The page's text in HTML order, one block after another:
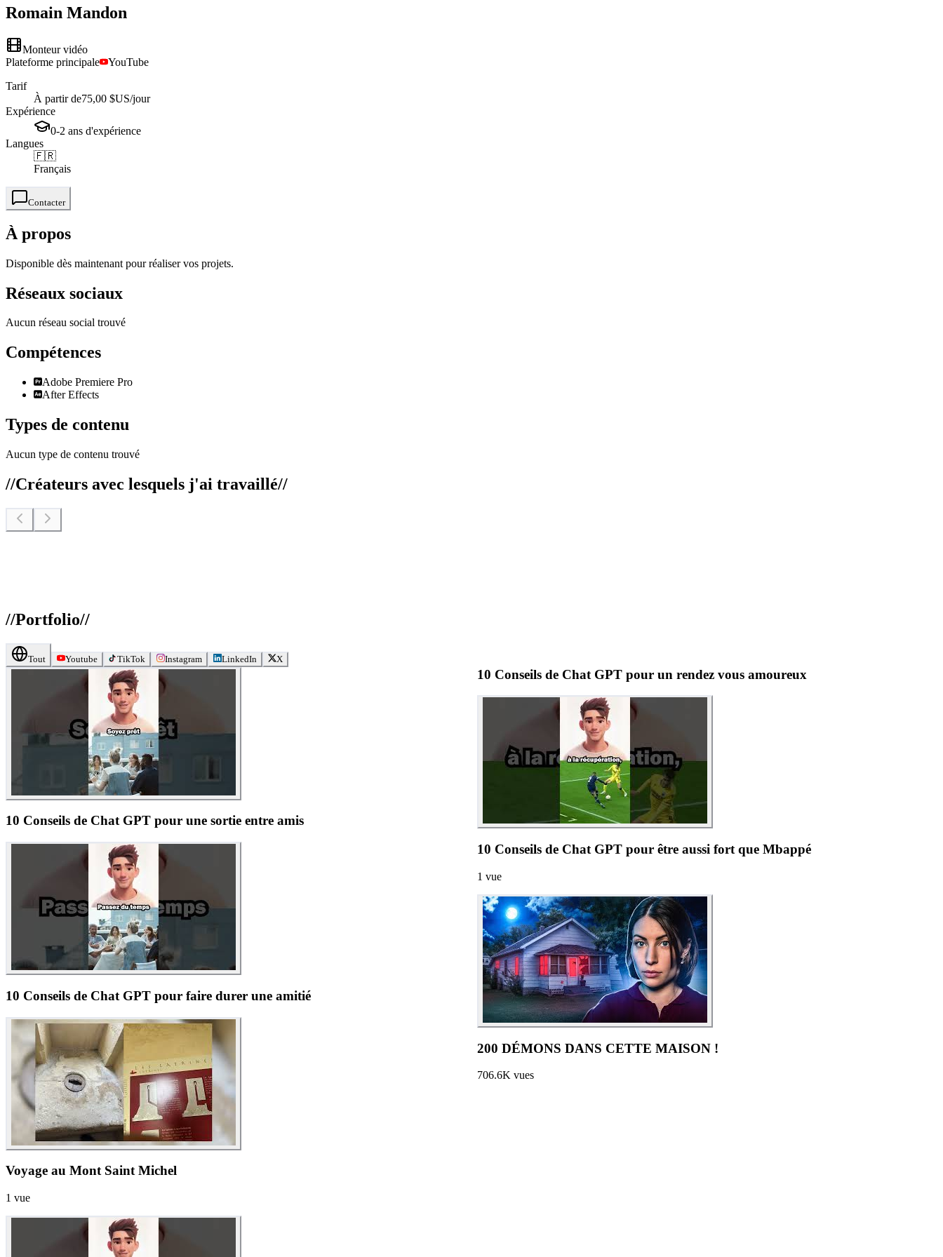
Romain Mandon
Monteur vidéo
Plateforme principale
YouTube
Tarif
À partir de75,00 $US/jour
Expérience
0-2 ans d'expérience
Langues
🇫🇷
Français
Contacter
À propos
Disponible dès maintenant pour réaliser vos projets.
Réseaux sociaux
Aucun réseau social trouvé
Compétences
Adobe Premiere Pro
After Effects
Types de contenu
Aucun type de contenu trouvé
//Créateurs avec lesquels j'ai travaillé//
//Portfolio//
Tout Youtube TikTok Instagram LinkedIn X
10 Conseils de Chat GPT pour une sortie entre amis
10 Conseils de Chat GPT pour faire durer une amitié
Voyage au Mont Saint Michel
1 vue
10 Conseils de Chat GPT pour un rendez vous amoureux
10 Conseils de Chat GPT pour être aussi fort que Mbappé
1 vue
200 DÉMONS DANS CETTE MAISON !
706.6K vues